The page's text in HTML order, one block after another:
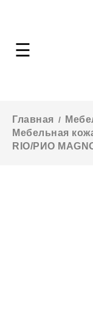
Главная /
Мебельная
RIO/РИО